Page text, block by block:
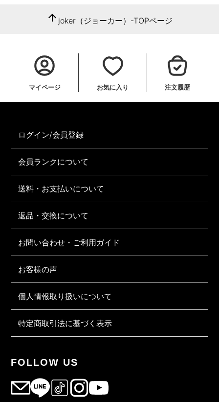
arrow_upward joker（ジョーカー）-TOPページ
マイページ お気に入り 注文履歴
ログイン/会員登録
会員ランクについて
送料・お支払いについて
返品・交換について
お問い合わせ・ご利用ガイド
お客様の声
個人情報取り扱いについて
特定商取引法に基づく表示
FOLLOW US